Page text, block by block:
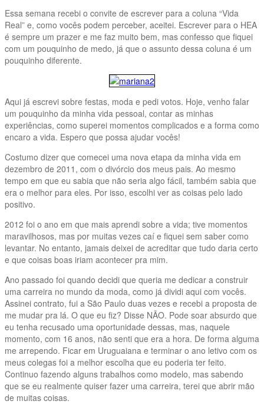
Essa semana recebi o convite de escrever para a coluna “Vida
Real” e, como vocês podem perceber, aceitei. Escrever para o HEA
é sempre um prazer e me faz muito bem, mas confesso que fiquei
com um pouquinho de medo, já que o assunto dessa coluna é um
pouquinho diferente.
Aqui já escrevi sobre festas, moda e pedi votos. Hoje, venho falar
um pouquinho da minha vida pessoal, contar as minhas
experiências, como superei momentos complicados e a forma como
encaro a vida. Espero que possa ajudar vocês!
Costumo dizer que comecei uma nova etapa da minha vida em
dezembro de 2011, com o divórcio dos meus pais. Ao mesmo
tempo em que eu sabia que não seria algo fácil, também sabia que
era o melhor para eles. Por isso, escolhi ver as coisas pelo lado
positivo.
2012 foi o ano em que mais aprendi sobre a vida; tive momentos
maravilhosos, mas por muitas vezes caí e fiquei sem saber como
levantar. No entanto, jamais deixei de acreditar que tudo daria certo
e que coisas boas iriam acontecer pra mim.
Ano passado foi quando decidi que queria me dedicar a construir
uma carreira no mundo da moda, como já dividi aqui com vocês.
Assinei contrato, fui a São Paulo duas vezes e recebi a proposta de
me mudar pra lá. O que eu fiz? Disse NÃO. Pode soar absurdo que
eu tenha recusado uma oportunidade dessas, mas, naquele
momento, com 16 anos, não senti que era a hora. De forma alguma
me arrependo. Ficar em Uruguaiana e terminar o ano letivo com os
meus colegas foi a melhor escolha que eu poderia ter feito.
Continuo fazendo alguns trabalhos como modelo, mas sabendo
que se eu realmente quiser fazer uma carreira, terei que abrir mão
de muitas coisas.